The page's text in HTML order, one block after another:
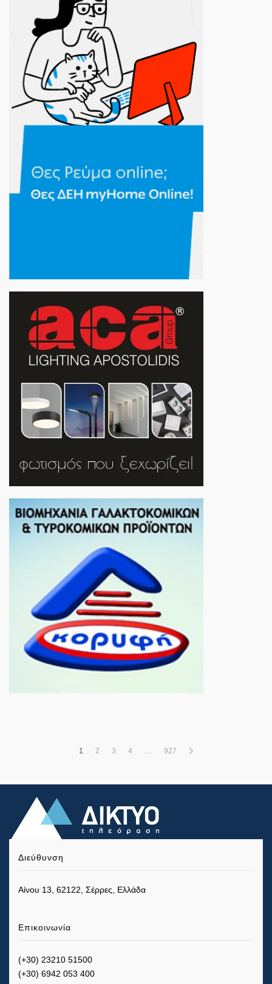
1 2 3 4 927
Διεύθυνση
Αίνου 13, 62122, Σέρρες, Ελλάδα
Επικοινωνία
(+30) 23210 51500
(+30) 6942 053 400